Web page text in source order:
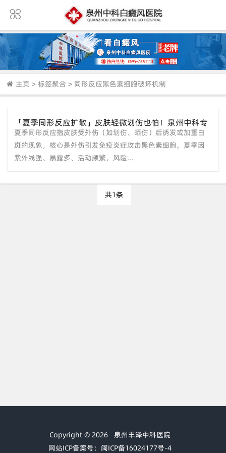
主页 > 标签聚合 > 同形反应黑色素细胞破坏机制
「夏季同形反应扩散」皮肤轻微划伤也怕！泉州中科专
家团揭秘外伤应激诱发黑素大量丢失。
夏季同形反应指皮肤受外伤（如划伤、晒伤）后诱发或加重白
斑的现象，核心是外伤引发免疫炎症攻击黑色素细胞。夏季因
紫外线强、暴露多、活动频繁，风险...
共1条
Copyright © 2026 泉州丰泽中科医院
网站ICP备案号：闽ICP备16024177号-4